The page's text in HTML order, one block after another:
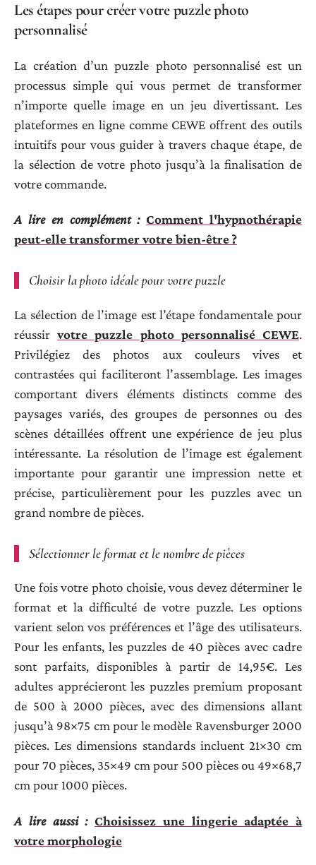
Les étapes pour créer votre puzzle photo
personnalisé
La création d’un puzzle photo personnalisé est un
processus simple qui vous permet de transformer
n’importe quelle image en un jeu divertissant. Les
plateformes en ligne comme CEWE offrent des outils
intuitifs pour vous guider à travers chaque étape, de
la sélection de votre photo jusqu’à la finalisation de
votre commande.
A lire en complément : Comment l'hypnothérapie
peut-elle transformer votre bien-être ?
Choisir la photo idéale pour votre puzzle
La sélection de l’image est l’étape fondamentale pour
réussirvotre puzzle photo personnalisé CEWE.
Privilégiez des photos aux couleurs vives et
contrastées qui faciliteront l’assemblage. Les images
comportant divers éléments distincts comme des
paysages variés, des groupes de personnes ou des
scènes détaillées offrent une expérience de jeu plus
intéressante. La résolution de l’image est également
importante pour garantir une impression nette et
précise, particulièrement pour les puzzles avec un
grand nombre de pièces.
Sélectionner le format et le nombre de pièces
Une fois votre photo choisie, vous devez déterminer le
format et la difficulté de votre puzzle. Les options
varient selon vos préférences et l’âge des utilisateurs.
Pour les enfants, les puzzles de 40 pièces avec cadre
sont parfaits, disponibles à partir de 14,95€. Les
adultes apprécieront les puzzles premium proposant
de 500 à 2000 pièces, avec des dimensions allant
jusqu’à 98×75 cm pour le modèle Ravensburger 2000
pièces. Les dimensions standards incluent 21×30 cm
pour 70 pièces, 35×49 cm pour 500 pièces ou 49×68,7
cm pour 1000 pièces.
A lire aussi : Choisissez une lingerie adaptée à
votre morphologie